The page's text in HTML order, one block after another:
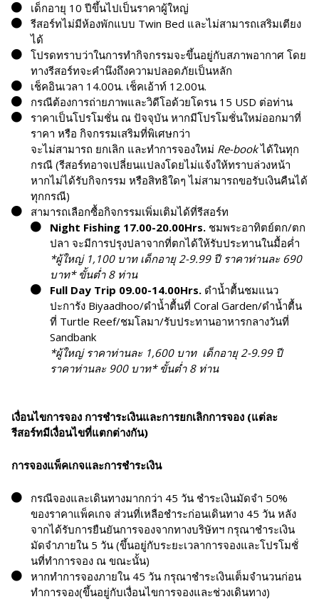
เด็กอายุ 10 ปีขึ้นไปเป็นราคาผู้ใหญ่
รีสอร์ทไม่มีห้องพักแบบ Twin Bed และไม่สามารถเสริมเตียง
ได้
โปรดทราบว่าในการทำกิจกรรมจะขึ้นอยู่กับสภาพอากาศ โดย
ทางรีสอร์ทจะคำนึงถึงความปลอดภัยเป็นหลัก
เช็คอินเวลา 14.00น. เช็คเอ้าท์ 12.00น.
กรณีต้องการถ่ายภาพและวิดีโอด้วยโดรน 15 USD ต่อท่าน
ราคาเป็นโปรโมชั่น ณ ปัจจุบัน หากมีโปรโมชั่นใหม่ออกมาที่
ราคา หรือ กิจกรรมเสริมที่พิเศษกว่า
จะไม่สามารถ ยกเลิก และทำการจองใหม่ Re-bookได้ในทุก
กรณี (รีสอร์ทอาจเปลี่ยนแปลงโดยไม่แจ้งให้ทราบล่วงหน้า
หากไม่ได้รับกิจกรรม หรือสิทธิใดๆ ไม่สามารถขอรับเงินคืนได้
ทุกกรณี)
สามารถเลือกซื้อกิจกรรมเพิ่มเติมได้ที่รีสอร์ท
Night Fishing 17.00-20.00Hrs. ชมพระอาทิตย์ตก/ตก
ปลา จะมีการปรุงปลาจากที่ตกได้ให้รับประทานในมื้อค่ำ
*ผู้ใหญ่ 1,100 บาท เด็กอายุ 2-9.99 ปี ราคาท่านละ 690
บาท* ขั้นต่ำ 8 ท่าน
Full Day Trip 09.00-14.00Hrs. ดำน้ำตื้นชมแนว
ปะการัง Biyaadhoo/ดำน้ำตื้นที่ Coral Garden/ดำน้ำตื้น
ที่ Turtle Reef/ชมโลมา/รับประทานอาหารกลางวันที่
Sandbank
*ผู้ใหญ่ ราคาท่านละ 1,600 บาท เด็กอายุ 2-9.99 ปี
ราคาท่านละ 900 บาท* ขั้นต่ำ 8 ท่าน
เงื่อนไขการจอง การชำระเงินและการยกเลิกการจอง (แต่ละ
รีสอร์ทมีเงื่อนไขที่แตกต่างกัน)
การจองแพ็คเกจและการชำระเงิน
กรณีจองและเดินทางมากกว่า 45 วัน ชำระเงินมัดจำ 50%
ของราคาแพ็คเกจ ส่วนที่เหลือชำระก่อนเดินทาง 45 วัน หลัง
จากได้รับการยืนยันการจองจากทางบริษัทฯ กรุณาชำระเงิน
มัดจำภายใน 5 วัน (ขึ้นอยู่กับระยะเวลาการจองและโปรโมชั่
นที่ทำการจอง ณ ขณะนั้น)
หากทำการจองภายใน 45 วัน กรุณาชำระเงินเต็มจำนวนก่อน
ทำการจอง(ขึ้นอยู่กับเงื่อนไขการจองและช่วงเดินทาง)